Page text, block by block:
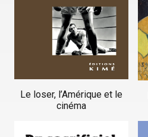
Le loser, l’Amérique et le
cinéma